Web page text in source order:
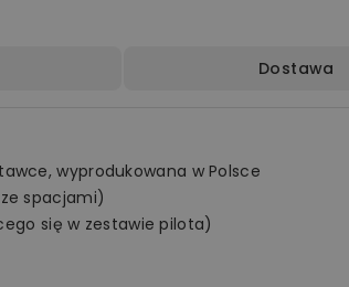
Dostawa
wyprodukowana w Polsce
spacjami)
się w zestawie pilota)